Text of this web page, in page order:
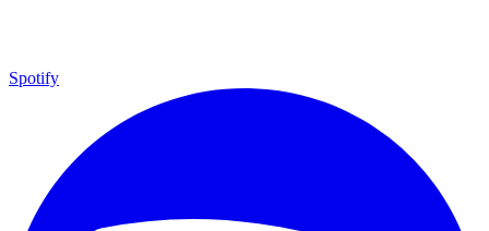
Spotify